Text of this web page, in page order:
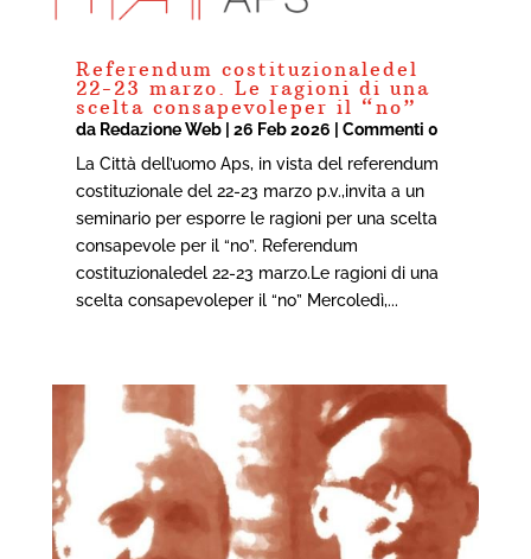
Referendum costituzionaledel
22-23 marzo. Le ragioni di una
scelta consapevoleper il “no”
da Redazione Web| 26 Feb 2026 | Commenti 0
La Città dell’uomo Aps, in vista del referendum
costituzionale del 22-23 marzo p.v.,invita a un
seminario per esporre le ragioni per una scelta
consapevole per il “no”. Referendum
costituzionaledel 22-23 marzo.Le ragioni di una
scelta consapevoleper il “no” Mercoledì,...